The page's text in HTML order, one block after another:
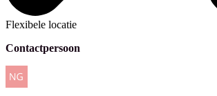
Flexibele locatie
Contactpersoon